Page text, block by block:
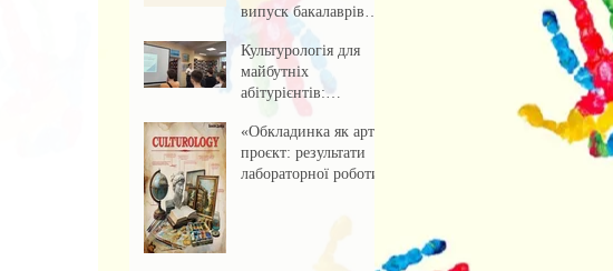
випуск бакалаврів
Культурологія для
майбутніх
абітурієнтів:
профорієнтаційна
зустріч із учнями
ліцею
«Обкладинка як арт-
проєкт: результати
лабораторної роботи»